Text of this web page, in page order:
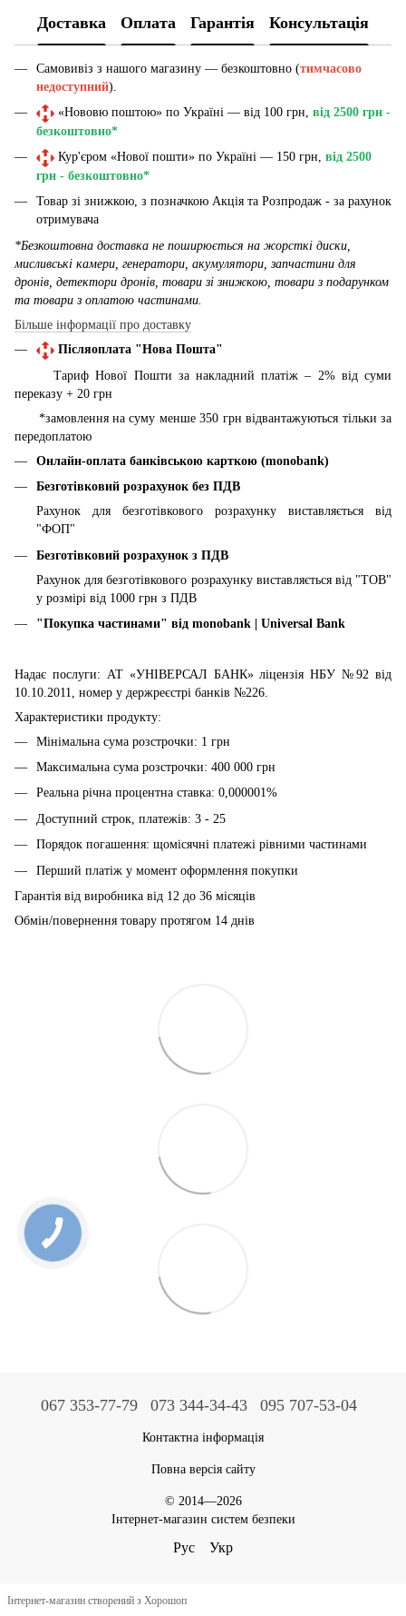
Доставка Оплата Гарантія Консультація
Самовивіз з нашого магазину — безкоштовно (тимчасово
недоступний).
«Нововю поштою» по Україні — від 100 грн, від 2500 грн -
безкоштовно*
Кур'єром «Нової пошти» по Україні — 150 грн, від 2500
грн - безкоштовно*
Товар зі знижкою, з позначкою Акція та Розпродаж - за рахунок
отримувача
*Безкоштовна доставка не поширюється на жорсткі диски,
мисливські камери, генератори, акумулятори, запчастини для
дронів, детектори дронів, товари зі знижкою, товари з подарунком
та товари з оплатою частинами.
Більше інформації про доставку
Післяоплата "Нова Пошта"
Тариф Нової Пошти за накладний платіж – 2% від суми
переказу + 20 грн
*замовлення на суму менше 350 грн відвантажуються тільки за
передоплатою
Онлайн-оплата банківською карткою (monobank)
Безготівковий розрахунок без ПДВ
Рахунок для безготівкового розрахунку виставляється від
"ФОП"
Безготівковий розрахунок з ПДВ
Рахунок для безготівкового розрахунку виставляється від "ТОВ"
у розмірі від 1000 грн з ПДВ
"Покупка частинами" від monobank | Universal Bank
Надає послуги: АТ «УНІВЕРСАЛ БАНК» ліцензія НБУ №92 від
10.10.2011, номер у держреєстрі банків №226.
Характеристики продукту:
Мінімальна сума розстрочки: 1 грн
Максимальна сума розстрочки: 400 000 грн
Реальна річна процентна ставка: 0,000001%
Доступний строк, платежів: 3 - 25
Порядок погашення: щомісячні платежі рівними частинами
Перший платіж у момент оформлення покупки
Гарантія від виробника від 12 до 36 місяців
Обмін/повернення товару протягом 14 днів
067 353-77-79 073 344-34-43 095 707-53-04
Контактна інформація
Повна версія сайту
© 2014—2026
Інтернет-магазин систем безпеки
Рус Укр
Інтернет-магазин створений з Хорошоп